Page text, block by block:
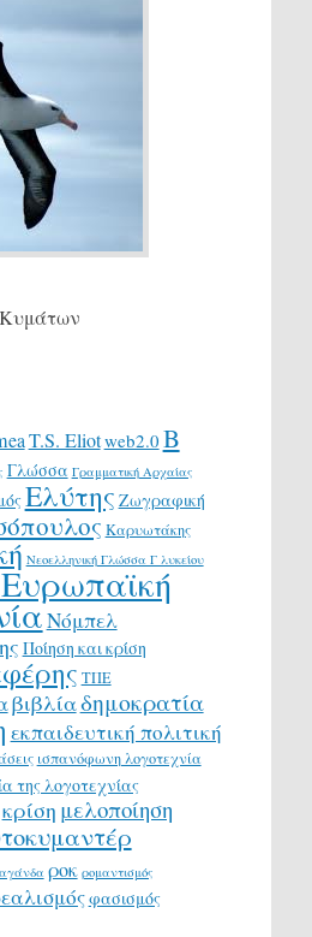
T.S. Eliotweb2.0 Β
Γλώσσα Γραμματική Αρχαίας
Ελύτης Ζωγραφική
Καρυωτάκης
Νεοελληνική Γλώσσα Γ λυκείου
Νόμπελ
Ποίηση και κρίση
ΤΠΕ
βιβλίαδημοκρατία
εκπαιδευτική πολιτική
ισπανόφωνη λογοτεχνία
της λογοτεχνίας
κρίση μελοποίηση
ροκ ρομαντισμός
φασισμός